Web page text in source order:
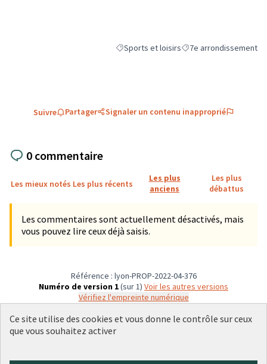
Filtrer les résultats de la catégorie :
Sports et loisirsFiltrer les résultats
7e arrondissement
Suivre Partager Signaler un contenu inapproprié
0 commentaire
Les mieux notés Les plus récents
Les plus
anciens
Les plus
débattus
Les commentaires sont actuellement désactivés, mais
vous pouvez lire ceux déjà saisis.
Référence : lyon-PROP-2022-04-376
Numéro de version 1(sur 1)
voir les autres versions
Vérifiez l'empreinte numérique
Ce site utilise des cookies et vous donne le contrôle sur ceux
que vous souhaitez activer